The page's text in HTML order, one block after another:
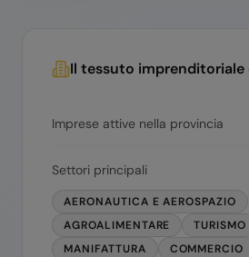
Il tessuto imprenditoriale
Imprese attive nella provincia
Settori principali
AERONAUTICA E AEROSPAZIO
AGROALIMENTARE
MANIFATTURA
COMMERCIO